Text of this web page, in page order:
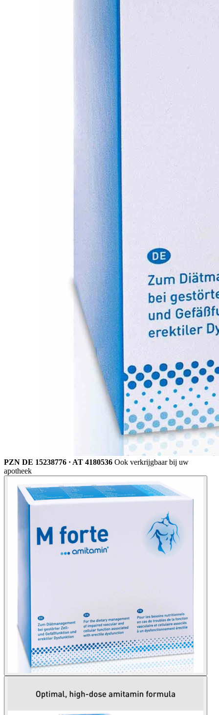
PZN DE 15238776 · AT 4180536 Ook verkrijgbaar bij uw
apotheek